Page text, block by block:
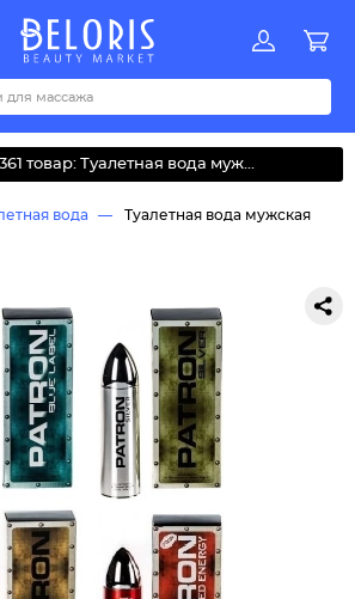
Акции
MNOPQRSTUVWYZАБВДЗИМОКЛНПРСТУФ
товар: Туалетная вода муж...
вода Туалетная вода мужская